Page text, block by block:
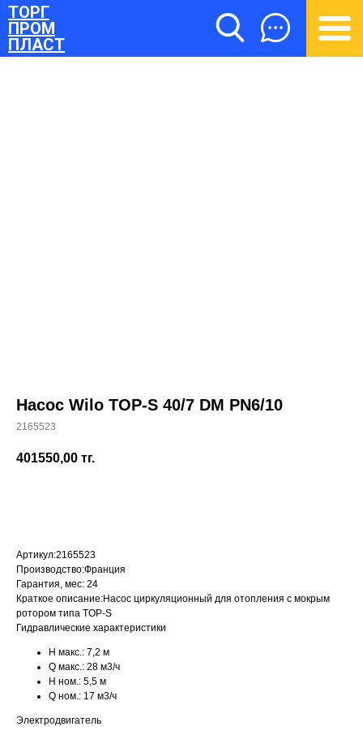
ТОРГ
ПРОМ
ПЛАСТ
(700) 730-70-73
Насос Wilo TOP-S 40/7 DM PN6/10
2165523
401550,00 тг.
Артикул:2165523
Производство:Франция
Гарантия, мес: 24
Краткое описание:Насос циркуляционный для отопления с мокрым
ротором типа TOP-S
Гидравлические характеристики
H макс.: 7,2 м
Q макс.: 28 м3/ч
H ном.: 5,5 м
Q ном.: 17 м3/ч
Электродвигатель